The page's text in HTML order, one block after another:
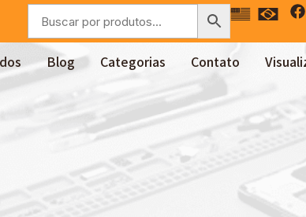
Blog Categorias Contato